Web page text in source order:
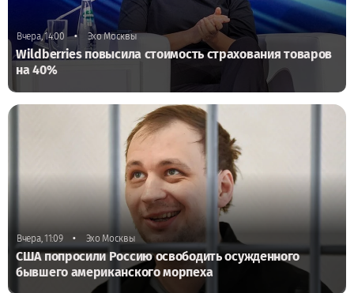
Вчера, 14:00 • Эхо Москвы
Wildberries повысила стоимость страхования товаров
на 40%
Вчера, 11:09 • Эхо Москвы
США попросили Россию освободить осужденного
бывшего американского морпеха